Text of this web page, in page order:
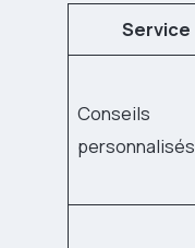
Service
Conseils
personnalisés